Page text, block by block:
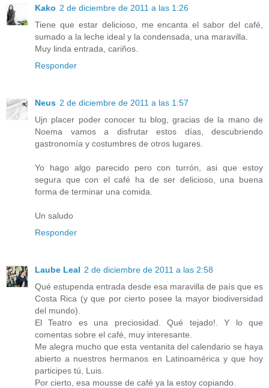
Kako 2 de diciembre de 2011 a las 1:26
Tiene que estar delicioso, me encanta el sabor del café,
sumado a la leche ideal y la condensada, una maravilla.
Muy linda entrada, cariños.
Responder
Neus 2 de diciembre de 2011 a las 1:57
Ujn placer poder conocer tu blog, gracias de la mano de
Noema vamos a disfrutar estos días, descubriendo
gastronomía y costumbres de otros lugares.
Yo hago algo parecido pero con turrón, asi que estoy
segura que con el café ha de ser delicioso, una buena
forma de terminar una comida.
Un saludo
Responder
Laube Leal 2 de diciembre de 2011 a las 2:58
Qué estupenda entrada desde esa maravilla de país que es
Costa Rica (y que por cierto posee la mayor biodiversidad
del mundo).
El Teatro es una preciosidad. Qué tejado!. Y lo que
comentas sobre el café, muy interesante.
Me alegra mucho que esta ventanita del calendario se haya
abierto a nuestros hermanos en Latinoamérica y que hoy
participes tú, Luis.
Por cierto, esa mousse de café ya la estoy copiando.